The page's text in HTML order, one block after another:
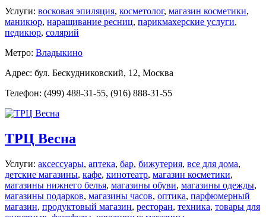
Услуги: восковая эпиляция, косметолог, магазин косметики,
маникюр, наращивание ресниц, парикмахерские услуги,
педикюр, солярий
Метро: Владыкино
Адрес: бул. Бескудниковский, 12, Москва
Телефон: (499) 488-31-55, (916) 888-31-55
ТРЦ Весна
Услуги: аксессуары, аптека, бар, бижутерия, все для дома,
детские магазины, кафе, кинотеатр, магазин косметики,
магазины нижнего белья, магазины обуви, магазины одежды,
магазины подарков, магазины часов, оптика, парфюмерный
магазин, продуктовый магазин, ресторан, техника, товары для